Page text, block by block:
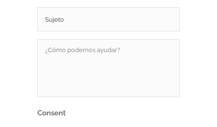
Sujeto *
podemos
Consent